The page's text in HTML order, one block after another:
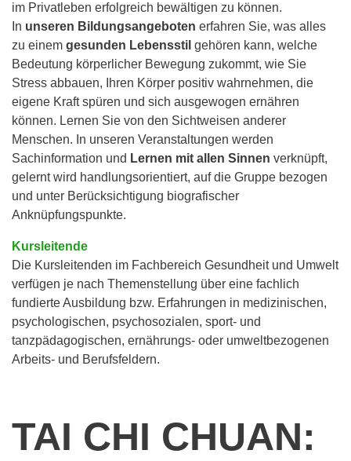
im Privatleben erfolgreich bewältigen zu können.
In unseren Bildungsangeboten erfahren Sie, was alles
zu einem gesunden Lebensstil gehören kann, welche
Bedeutung körperlicher Bewegung zukommt, wie Sie
Stress abbauen, Ihren Körper positiv wahrnehmen, die
eigene Kraft spüren und sich ausgewogen ernähren
können. Lernen Sie von den Sichtweisen anderer
Menschen. In unseren Veranstaltungen werden
Sachinformation und Lernen mit allen Sinnen verknüpft,
gelernt wird handlungsorientiert, auf die Gruppe bezogen
und unter Berücksichtigung biografischer
Anknüpfungspunkte.
Kursleitende
Die Kursleitenden im Fachbereich Gesundheit und Umwelt
verfügen je nach Themenstellung über eine fachlich
fundierte Ausbildung bzw. Erfahrungen in medizinischen,
psychologischen, psychosozialen, sport- und
tanzpädagogischen, ernährungs- oder umweltbezogenen
Arbeits- und Berufsfeldern.
TAI CHI CHUAN: